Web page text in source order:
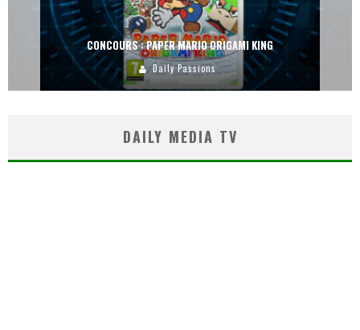
CONCOURS : PAPER MARIO ORIGAMI KING
Daily Passions
DAILY MEDIA TV